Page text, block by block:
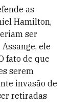
as
Hamilton,
ser
ele
fato de que
serem
invasão de
retiradas